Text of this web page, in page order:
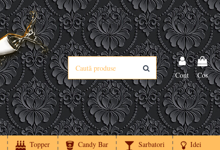
Cont Cos
Topper Candy Bar Sarbatori Idei